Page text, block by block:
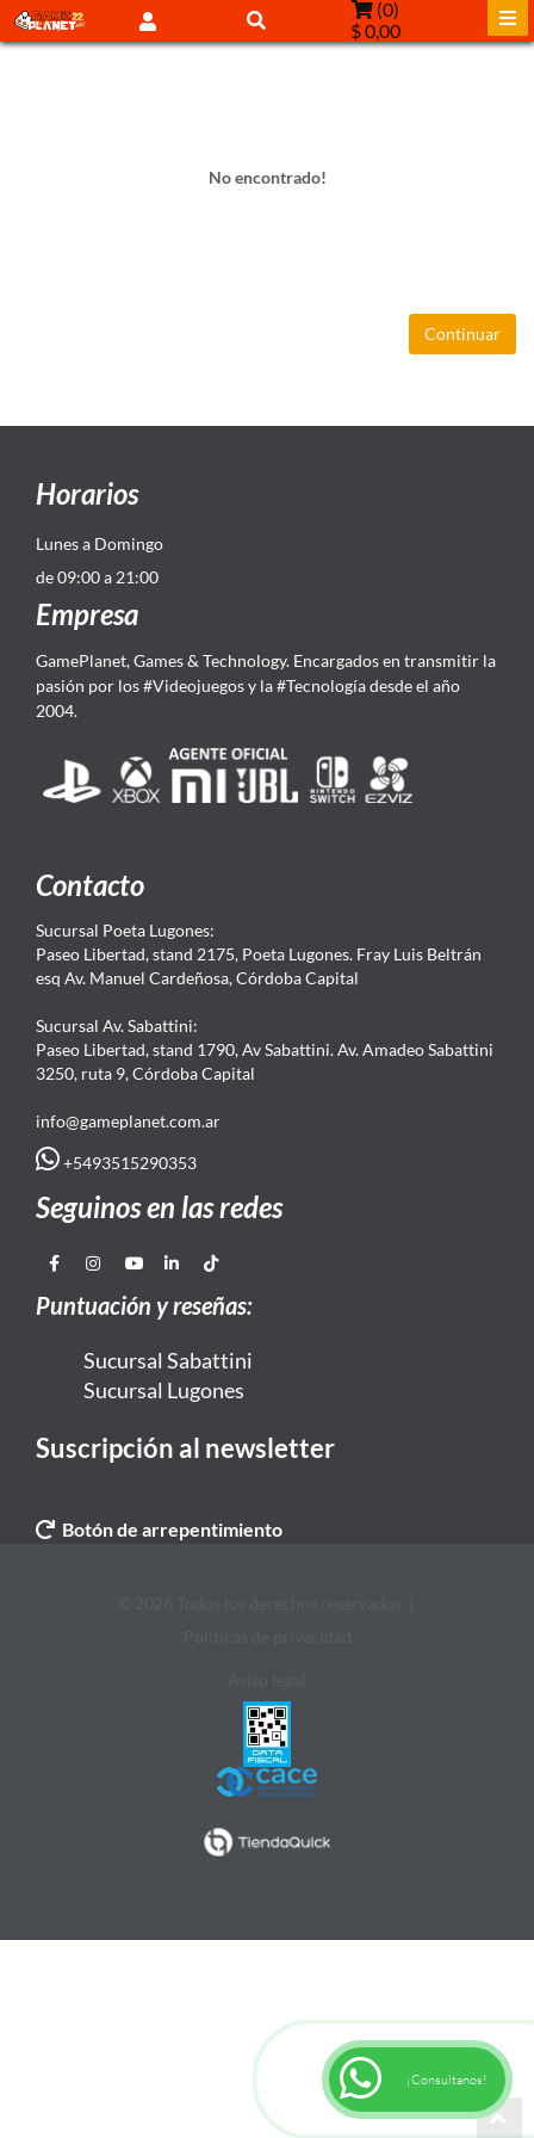
(0)
$ 0,00
No encontrado!
Continuar
Horarios
Lunes a Domingo
de 09:00 a 21:00
Empresa
GamePlanet, Games & Technology. Encargados en transmitir la
pasión por los #Videojuegos y la #Tecnología desde el año
2004.
Contacto
Sucursal Poeta Lugones:
Paseo Libertad, stand 2175, Poeta Lugones. Fray Luis Beltrán
esq Av. Manuel Cardeñosa, Córdoba Capital
Sucursal Av. Sabattini:
Paseo Libertad, stand 1790, Av Sabattini. Av. Amadeo Sabattini
3250, ruta 9, Córdoba Capital
info@gameplanet.com.ar
+5493515290353
Seguinos en las redes
Puntuación y reseñas:
Sucursal Sabattini
Sucursal Lugones
Suscripción al newsletter
Botón de arrepentimiento
¡Consultanos!